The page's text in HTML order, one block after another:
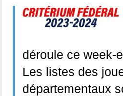
déroule ce week-
Les listes des
départementaux